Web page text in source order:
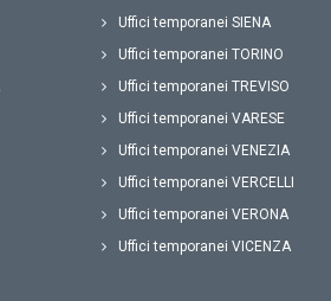
Uffici temporanei SIENA
Uffici temporanei TORINO
Uffici temporanei TREVISO
Uffici temporanei VARESE
Uffici temporanei VENEZIA
Uffici temporanei VERCELLI
Uffici temporanei VERONA
Uffici temporanei VICENZA